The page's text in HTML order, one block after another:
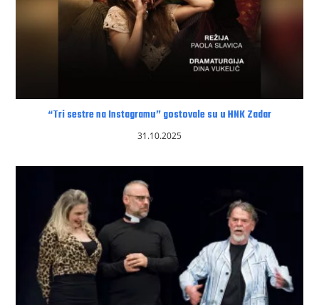
“Tri sestre na Instagramu” gostovale su u HNK Zadar
31.10.2025